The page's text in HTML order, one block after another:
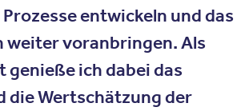
entwickeln und das
weiter voranbringen. Als
genieße ich dabei das
die Wertschätzung der